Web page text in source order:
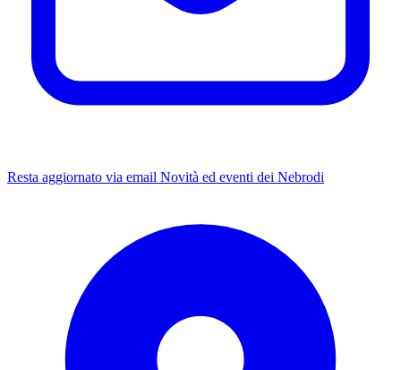
Resta aggiornato via email Novità ed eventi dei Nebrodi